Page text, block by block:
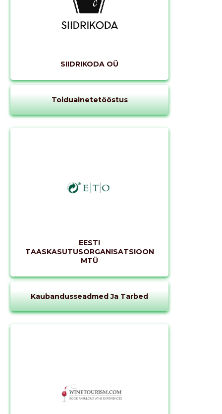
SIIDRIKODA OÜ
Toiduainetetööstus
EESTI
TAASKASUTUSORGANISATSIOON
MTÜ
Kaubandusseadmed Ja Tarbed